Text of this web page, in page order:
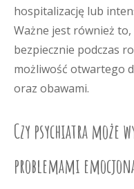
hospitalizację lub
Ważne jest również to,
bezpiecznie podczas
możliwość otwartego
oraz obawami.
Czy psychiatra może
problemami